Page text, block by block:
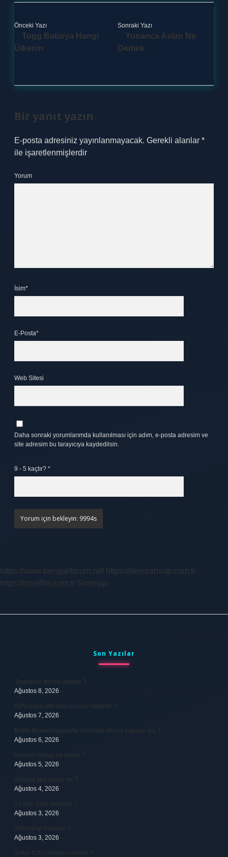
Önceki Yazı
Togg Batarya Hangi
Ülkenin
Sonraki Yazı
Yunanca Aslan Ne
Demek
Bir yanıt yazın
E-posta adresiniz yayınlanmayacak. Gerekli alanlar *
ile işaretlenmişlerdir
Yorum
İsim*
E-Posta*
Web Sitesi
Daha sonraki yorumlarımda kullanılması için adım, e-posta adresim ve
site adresim bu tarayıcıya kaydedilsin.
9 - 5 kaçtır? *
https://www.bengaliforum.net https://denizahsap.com.tr
https://cinefilm.com.tr Sitemap
Son Yazılar
Teyplerde din ne demek ?
Ağustos 8, 2026
KDV oranı sıfır olan ürünler nelerdir ?
Ağustos 7, 2026
Bobbi Brown hayvanlar üzerinde deney yapıyor mu ?
Ağustos 6, 2026
Kovacic maaşı ne kadar ?
Ağustos 5, 2026
Avantaj faul sayılır mı ?
Ağustos 4, 2026
7 Uzun Sure Nelerdir ?
Ağustos 3, 2026
340 hangi hesaptır ?
Ağustos 3, 2026
Şirket KDV nereden ödenir ?